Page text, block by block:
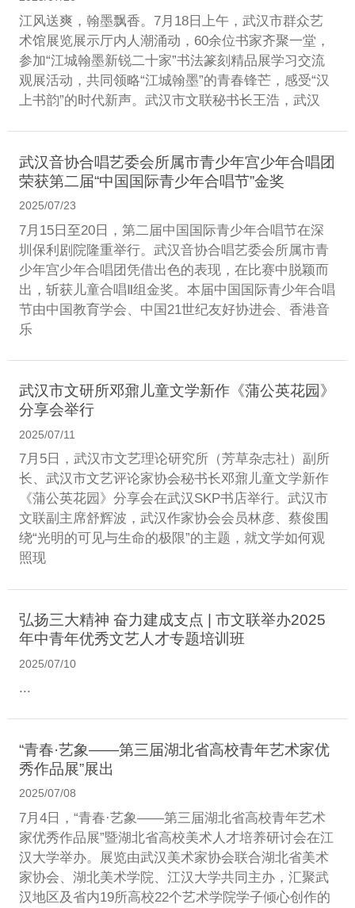
江风送爽，翰墨飘香。7月18日上午，武汉市群众艺
术馆展览展示厅内人潮涌动，60余位书家齐聚一堂，
参加“江城翰墨新锐二十家”书法篆刻精品展学习交流
观展活动，共同领略“江城翰墨”的青春锋芒，感受“汉
上书韵”的时代新声。武汉市文联秘书长王浩，武汉
武汉音协合唱艺委会所属市青少年宫少年合唱团
荣获第二届“中国国际青少年合唱节”金奖
2025/07/23
7月15日至20日，第二届中国国际青少年合唱节在深
圳保利剧院隆重举行。武汉音协合唱艺委会所属市青
少年宫少年合唱团凭借出色的表现，在比赛中脱颖而
出，斩获儿童合唱Ⅱ组金奖。本届中国国际青少年合唱
节由中国教育学会、中国21世纪友好协进会、香港音
乐
武汉市文研所邓鼐儿童文学新作《蒲公英花园》
分享会举行
2025/07/11
7月5日，武汉市文艺理论研究所（芳草杂志社）副所
长、武汉市文艺评论家协会秘书长邓鼐儿童文学新作
《蒲公英花园》分享会在武汉SKP书店举行。武汉市
文联副主席舒辉波，武汉作家协会会员林彦、蔡俊围
绕“光明的可见与生命的极限”的主题，就文学如何观
照现
弘扬三大精神 奋力建成支点 | 市文联举办2025
年中青年优秀文艺人才专题培训班 ​
2025/07/10
...
“青春·艺象——第三届湖北省高校青年艺术家优
秀作品展”展出
2025/07/08
7月4日，“青春·艺象——第三届湖北省高校青年艺术
家优秀作品展”暨湖北省高校美术人才培养研讨会在江
汉大学举办。展览由武汉美术家协会联合湖北省美术
家协会、湖北美术学院、江汉大学共同主办，汇聚武
汉地区及省内19所高校22个艺术学院学子倾心创作的